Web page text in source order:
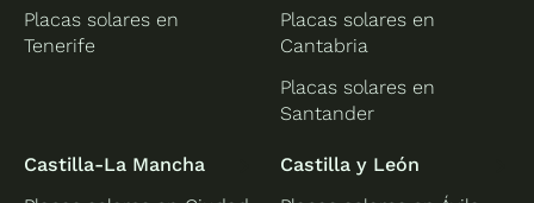
Placas solares en
Tenerife
Placas solares en
Cantabria
Placas solares en
Santander
Castilla-La Mancha
Castilla y León